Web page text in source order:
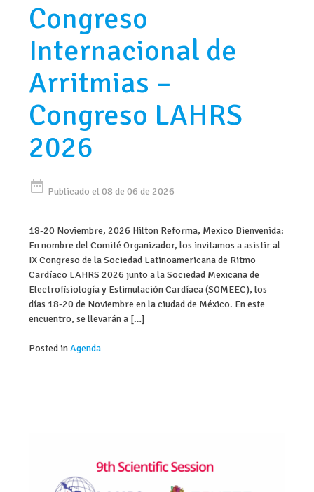
Congreso
Internacional de
Arritmias –
Congreso LAHRS
2026
date_range Publicado el 08 de 06 de 2026
18-20 Noviembre, 2026 Hilton Reforma, Mexico Bienvenida:
En nombre del Comité Organizador, los invitamos a asistir al
IX Congreso de la Sociedad Latinoamericana de Ritmo
Cardíaco LAHRS 2026 junto a la Sociedad Mexicana de
Electrofisiología y Estimulación Cardíaca (SOMEEC), los
días 18-20 de Noviembre en la ciudad de México. En este
encuentro, se llevarán a […]
Posted inAgenda